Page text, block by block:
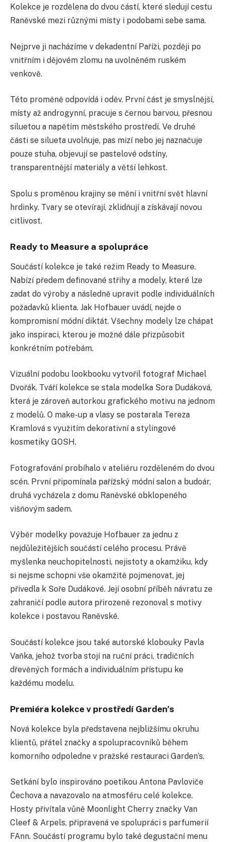
Kolekce je rozdělena do dvou částí, které sledují cestu
Raněvské mezi různými místy i podobami sebe sama.
Nejprve ji nacházíme v dekadentní Paříži, později po
vnitřním i dějovém zlomu na uvolněném ruském
venkově.
Této proměně odpovídá i oděv. První část je smyslnější,
místy až androgynní, pracuje s černou barvou, přesnou
siluetou a napětím městského prostředí. Ve druhé
části se silueta uvolňuje, pas mizí nebo jej naznačuje
pouze stuha, objevují se pastelové odstíny,
transparentnější materiály a větší lehkost.
Spolu s proměnou krajiny se mění i vnitřní svět hlavní
hrdinky. Tvary se otevírají, zklidňují a získávají novou
citlivost.
Ready to Measure a spolupráce
Součástí kolekce je také režim Ready to Measure.
Nabízí předem definované střihy a modely, které lze
zadat do výroby a následně upravit podle individuálních
požadavků klienta. Jak Hofbauer uvádí, nejde o
kompromisní módní diktát. Všechny modely lze chápat
jako inspiraci, kterou je možné dále přizpůsobit
konkrétním potřebám.
Vizuální podobu lookbooku vytvořil fotograf Michael
Dvořák. Tváří kolekce se stala modelka Sora Dudáková,
která je zároveň autorkou grafického motivu na jednom
z modelů. O make-up a vlasy se postarala Tereza
Kramlová s využitím dekorativní a stylingové
kosmetiky GOSH.
Fotografování probíhalo v ateliéru rozděleném do dvou
scén. První připomínala pařížský módní salon a budoár,
druhá vycházela z domu Raněvské obklopeného
višňovým sadem.
Výběr modelky považuje Hofbauer za jednu z
nejdůležitějších součástí celého procesu. Právě
myšlenka neuchopitelnosti, nejistoty a okamžiku, kdy
si nejsme schopni vše okamžitě pojmenovat, jej
přivedla k Soře Dudákové. Její osobní příběh návratu ze
zahraničí podle autora přirozeně rezonoval s motivy
kolekce i postavou Raněvské.
Součástí kolekce jsou také autorské klobouky Pavla
Vaňka, jehož tvorba stojí na ruční práci, tradičních
dřevěných formách a individuálním přístupu ke
každému modelu.
Premiéra kolekce v prostředí Garden’s
Nová kolekce byla představena nejbližšímu okruhu
klientů, přátel značky a spolupracovníků během
komorního odpoledne v pražské restauraci Garden’s.
Setkání bylo inspirováno poetikou Antona Pavloviče
Čechova a navazovalo na atmosféru celé kolekce.
Hosty přivítala vůně Moonlight Cherry značky Van
Cleef & Arpels, připravená ve spolupráci s parfumerií
FAnn. Součástí programu bylo také degustační menu